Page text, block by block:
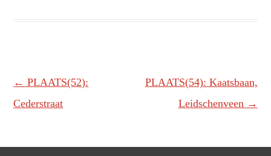
Berichtnavigatie
← PLAATS(52):
Cederstraat
PLAATS(54): Kaatsbaan,
Leidschenveen →